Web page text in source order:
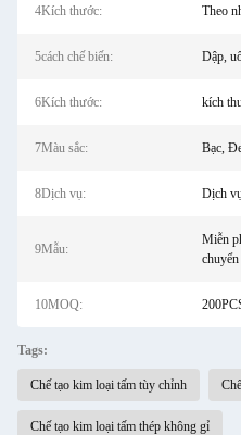
4Kích thước: Theo
5cách chế biến: Dập,
6Kích thước: kích
7Màu sắc: Bạc,
8Dịch vụ: Dịch
9Mẫu:
Miễn
chuyển
10MOQ:
Tags:
Chế tạo kim loại tấm tùy chỉnh
Chế tạo kim loại tấm thép không gỉ